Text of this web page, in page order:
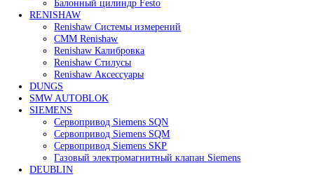
HEIDENHAIN
Линейные энкодеры Heidenhain LS 628C
Линейные энкодеры Heidenhain LS 688C
Линейные энкодеры Heidenhain LC 185
Линейные энкодеры Heidenhain LC 195F
FANUC ROBOT
Робот Fanuc LR Mate
Робот Fanuc для сварки
Коллаборативные-роботы FANUC
Робот Delta Fanuc
Редуктор Fanuc Робот
FESTO
Балонный цилиндр Festo